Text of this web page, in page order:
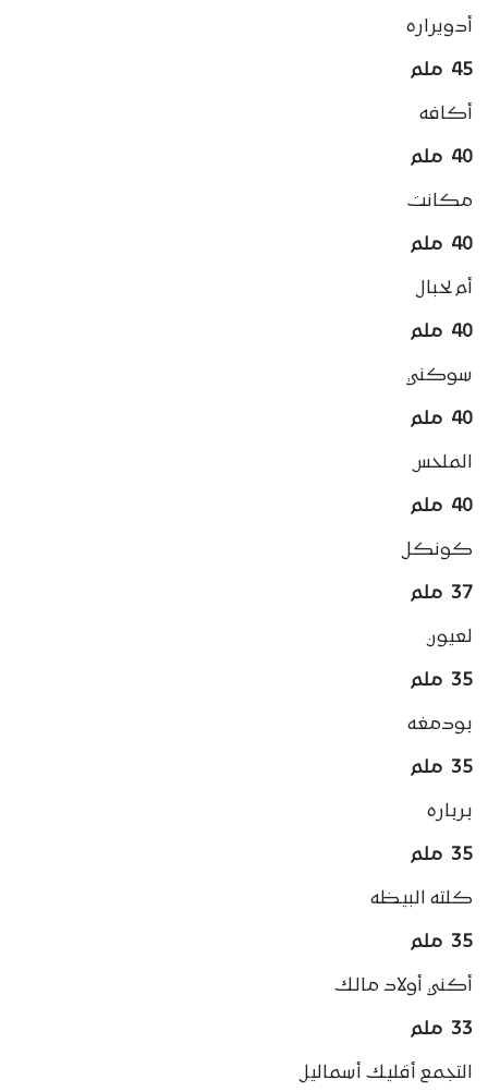
أدويراره
45 ملم
أكافه
40 ملم
مكانت
40 ملم
أم لحبال
40 ملم
سوكني
40 ملم
الملحس
40 ملم
كونكل
37 ملم
لعيون
35 ملم
بودمغه
35 ملم
برباره
35 ملم
كلته البيظه
35 ملم
أكني أولاد مالك
33 ملم
التجمع أقليك أسماليل